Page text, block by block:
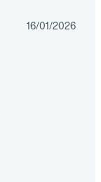
16/01/2026